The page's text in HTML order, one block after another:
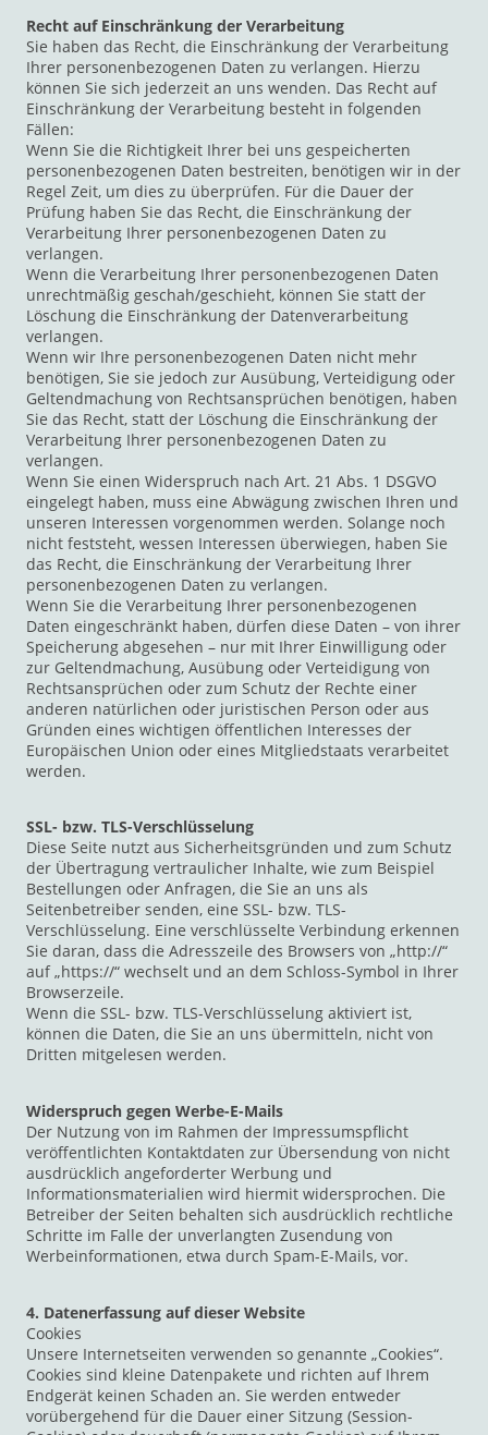
Recht auf Einschränkung der Verarbeitung
Sie haben das Recht, die Einschränkung der Verarbeitung
Ihrer personenbezogenen Daten zu verlangen. Hierzu
können Sie sich jederzeit an uns wenden. Das Recht auf
Einschränkung der Verarbeitung besteht in folgenden
Fällen:
Wenn Sie die Richtigkeit Ihrer bei uns gespeicherten
personenbezogenen Daten bestreiten, benötigen wir in der
Regel Zeit, um dies zu überprüfen. Für die Dauer der
Prüfung haben Sie das Recht, die Einschränkung der
Verarbeitung Ihrer personenbezogenen Daten zu
verlangen.
Wenn die Verarbeitung Ihrer personenbezogenen Daten
unrechtmäßig geschah/geschieht, können Sie statt der
Löschung die Einschränkung der Datenverarbeitung
verlangen.
Wenn wir Ihre personenbezogenen Daten nicht mehr
benötigen, Sie sie jedoch zur Ausübung, Verteidigung oder
Geltendmachung von Rechtsansprüchen benötigen, haben
Sie das Recht, statt der Löschung die Einschränkung der
Verarbeitung Ihrer personenbezogenen Daten zu
verlangen.
Wenn Sie einen Widerspruch nach Art. 21 Abs. 1 DSGVO
eingelegt haben, muss eine Abwägung zwischen Ihren und
unseren Interessen vorgenommen werden. Solange noch
nicht feststeht, wessen Interessen überwiegen, haben Sie
das Recht, die Einschränkung der Verarbeitung Ihrer
personenbezogenen Daten zu verlangen.
Wenn Sie die Verarbeitung Ihrer personenbezogenen
Daten eingeschränkt haben, dürfen diese Daten – von ihrer
Speicherung abgesehen – nur mit Ihrer Einwilligung oder
zur Geltendmachung, Ausübung oder Verteidigung von
Rechtsansprüchen oder zum Schutz der Rechte einer
anderen natürlichen oder juristischen Person oder aus
Gründen eines wichtigen öffentlichen Interesses der
Europäischen Union oder eines Mitgliedstaats verarbeitet
werden.
SSL- bzw. TLS-Verschlüsselung
Diese Seite nutzt aus Sicherheitsgründen und zum Schutz
der Übertragung vertraulicher Inhalte, wie zum Beispiel
Bestellungen oder Anfragen, die Sie an uns als
Seitenbetreiber senden, eine SSL- bzw. TLS-
Verschlüsselung. Eine verschlüsselte Verbindung erkennen
Sie daran, dass die Adresszeile des Browsers von „http://“
auf „https://“ wechselt und an dem Schloss-Symbol in Ihrer
Browserzeile.
Wenn die SSL- bzw. TLS-Verschlüsselung aktiviert ist,
können die Daten, die Sie an uns übermitteln, nicht von
Dritten mitgelesen werden.
Widerspruch gegen Werbe-E-Mails
Der Nutzung von im Rahmen der Impressumspflicht
veröffentlichten Kontaktdaten zur Übersendung von nicht
ausdrücklich angeforderter Werbung und
Informationsmaterialien wird hiermit widersprochen. Die
Betreiber der Seiten behalten sich ausdrücklich rechtliche
Schritte im Falle der unverlangten Zusendung von
Werbeinformationen, etwa durch Spam-E-Mails, vor.
4. Datenerfassung auf dieser Website
Cookies
Unsere Internetseiten verwenden so genannte „Cookies“.
Cookies sind kleine Datenpakete und richten auf Ihrem
Endgerät keinen Schaden an. Sie werden entweder
vorübergehend für die Dauer einer Sitzung (Session-